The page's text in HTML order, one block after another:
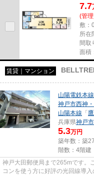
7.7
(管
敷：
所在
間取
面積
賃貸｜マンション
山陽電鉄本線
神戸市西神
山陽本線 「
兵庫県神戸
5.3万円
築年数：築
階数：4階建
神戸大田郵便局まで265mです。
コンを使う方に好評の光回線導